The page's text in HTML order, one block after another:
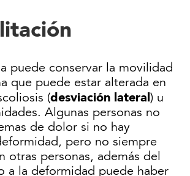
puede conservar la movilidad
que puede estar alterada en
(desviación lateral) u
Algunas personas no
de dolor si no hay
pero no siempre
otras personas, además del
a la deformidad puede haber